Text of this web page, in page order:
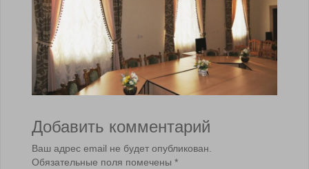
Добавить комментарий
Ваш адрес email не будет опубликован.
Обязательные поля помечены *